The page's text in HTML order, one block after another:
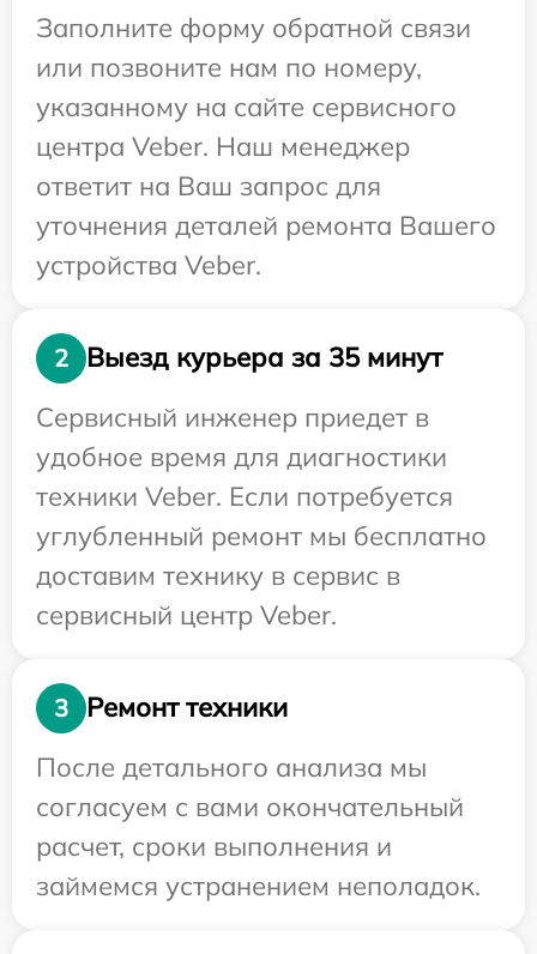
Заполните форму обратной связи
или позвоните нам по номеру,
указанному на сайте сервисного
центра Veber. Наш менеджер
ответит на Ваш запрос для
уточнения деталей ремонта Вашего
устройства Veber.
2
Выезд курьера за 35 минут
Сервисный инженер приедет в
удобное время для диагностики
техники Veber. Если потребуется
углубленный ремонт мы бесплатно
доставим технику в сервис в
сервисный центр Veber.
3
Ремонт техники
После детального анализа мы
согласуем с вами окончательный
расчет, сроки выполнения и
займемся устранением неполадок.